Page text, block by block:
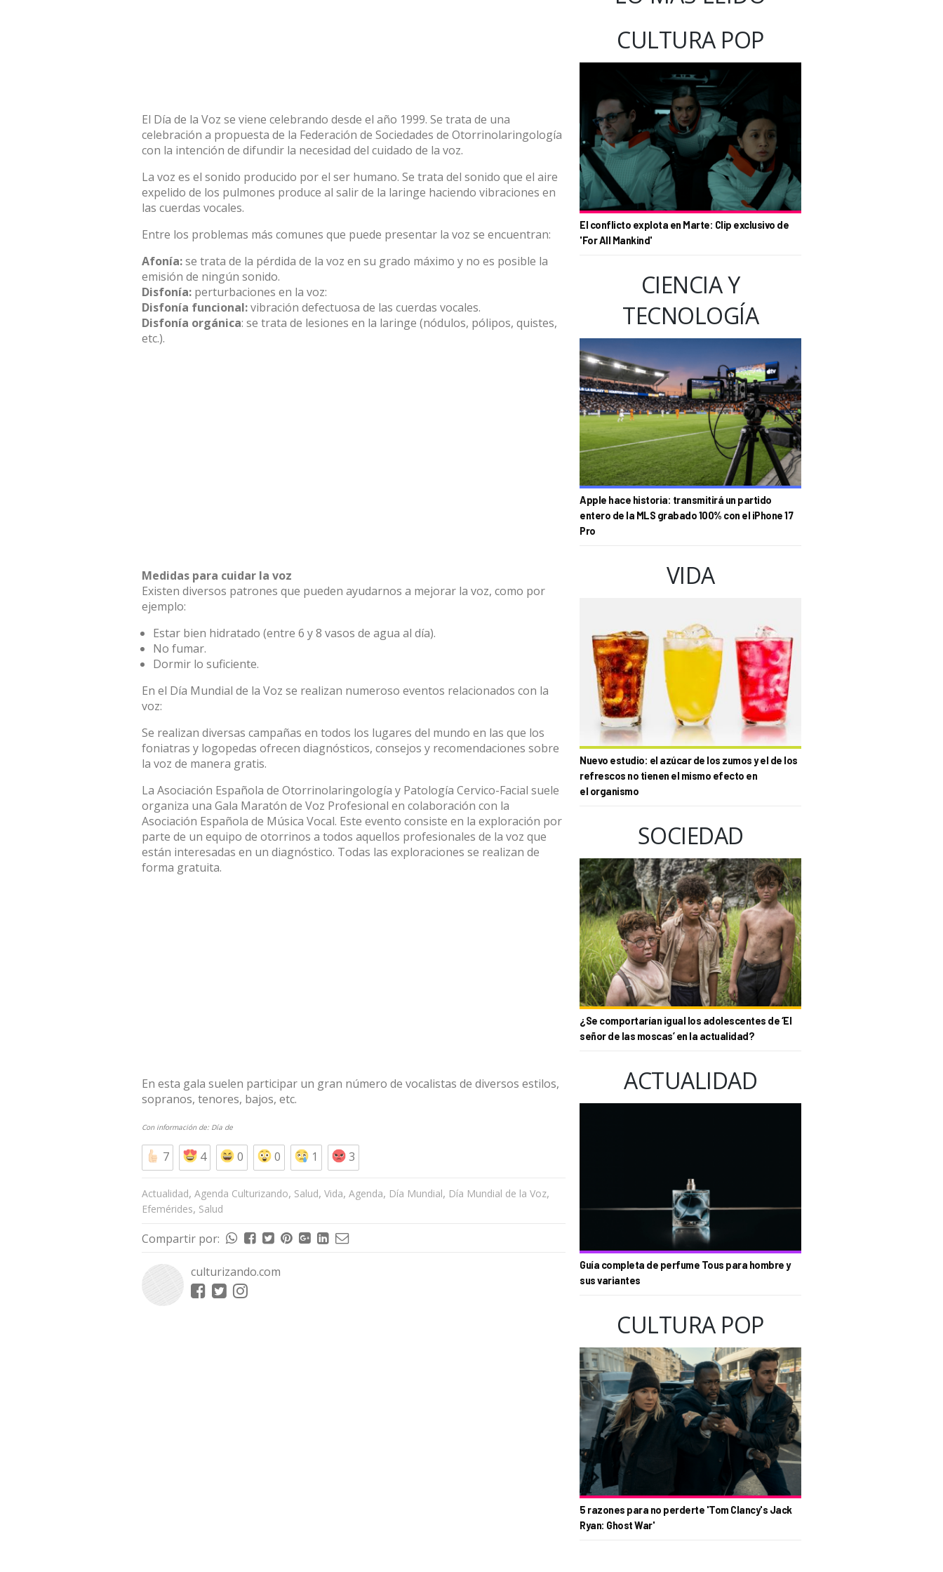
El Día de la Voz se viene celebrando desde el año 1999. Se trata de una
celebración a propuesta de la Federación de Sociedades de Otorrinolaringología
con la intención de difundir la necesidad del cuidado de la voz.
La voz es el sonido producido por el ser humano. Se trata del sonido que el aire
expelido de los pulmones produce al salir de la laringe haciendo vibraciones en
las cuerdas vocales.
Entre los problemas más comunes que puede presentar la voz se encuentran:
Afonía:se trata de la pérdida de la voz en su grado máximo y no es posible la
emisión de ningún sonido.
Disfonía: perturbaciones en la voz:
Disfonía funcional:vibración defectuosa de las cuerdas vocales.
Disfonía orgánica: se trata de lesiones en la laringe (nódulos, pólipos, quistes,
etc.).
Medidas para cuidar la voz
Existen diversos patrones que pueden ayudarnos a mejorar la voz, como por
ejemplo:
Estar bien hidratado (entre 6 y 8 vasos de agua al día).
No fumar.
Dormir lo suficiente.
En el Día Mundial de la Voz se realizan numeroso eventos relacionados con la
voz:
Se realizan diversas campañas en todos los lugares del mundo en las que los
foniatras y logopedas ofrecen diagnósticos, consejos y recomendaciones sobre
la voz de manera gratis.
La Asociación Española de Otorrinolaringología y Patología Cervico-Facial suele
organiza una Gala Maratón de Voz Profesional en colaboración con la
Asociación Española de Música Vocal. Este evento consiste en la exploración por
parte de un equipo de otorrinos a todos aquellos profesionales de la voz que
están interesadas en un diagnóstico. Todas las exploraciones se realizan de
forma gratuita.
En esta gala suelen participar un gran número de vocalistas de diversos estilos,
sopranos, tenores, bajos, etc.
Con información de: Día de
7 4 0 0 1 3
Actualidad, Agenda Culturizando, Salud, Vida, Agenda, Día Mundial, Día Mundial de la Voz,
Efemérides, Salud
Compartir por:
culturizando.com
CULTURA POP
El conflicto explota en Marte: Clip exclusivo de
'For All Mankind'
CIENCIA Y
TECNOLOGÍA
Apple hace historia: transmitirá un partido
entero de la MLS grabado 100% con el iPhone 17
Pro
VIDA
Nuevo estudio: el azúcar de los zumos y el de los
refrescos no tienen el mismo efecto en
el organismo
SOCIEDAD
¿Se comportarían igual los adolescentes de ‘El
señor de las moscas’ en la actualidad?
ACTUALIDAD
Guía completa de perfume Tous para hombre y
sus variantes
CULTURA POP
5 razones para no perderte 'Tom Clancy's Jack
Ryan: Ghost War'